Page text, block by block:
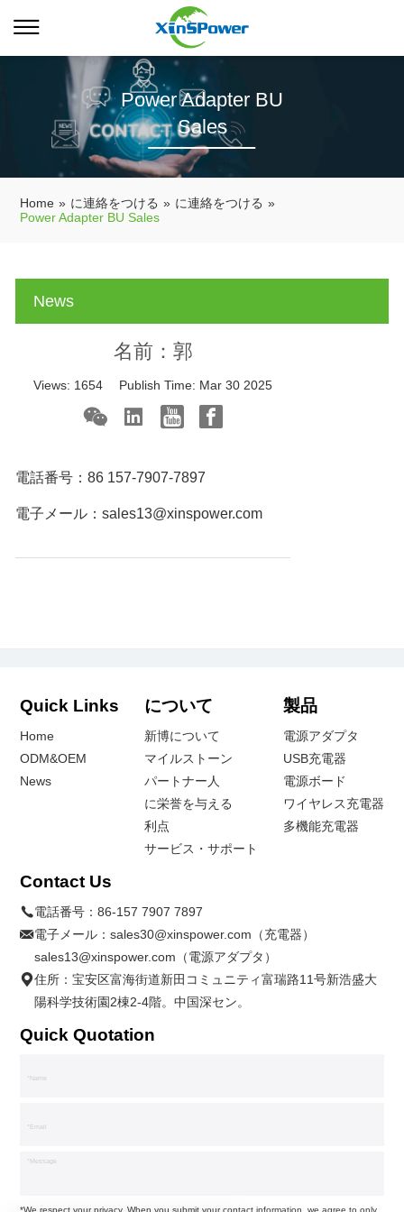
Power Adapter BU
Sales
Home » に連絡をつける » に連絡をつける »
Power Adapter BU Sales
News
名前：郭
Views: 1654 Publish Time: Mar 30 2025
電話番号：86 157-7907-7897
電子メール：sales13@xinspower.com
Quick Links
Home
ODM&OEM
News
について
新博について
マイルストーン
パートナー人
に栄誉を与える
利点
サービス・サポート
製品
電源アダプタ
USB充電器
電源ボード
ワイヤレス充電器
多機能充電器
Contact Us
電話番号：86-157 7907 7897
電子メール：sales30@xinspower.com（充電器）
sales13@xinspower.com（電源アダプタ）
住所：宝安区富海街道新田コミュニティ富瑞路11号新浩盛大
陽科学技術園2棟2-4階。中国深セン。
Quick Quotation
*We respect your privacy. When you submit your contact information, we agree to only